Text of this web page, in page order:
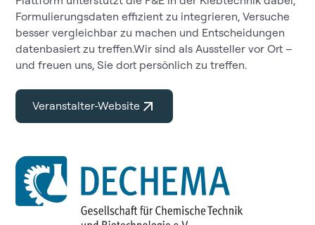
Formulierungsdaten effizient zu integrieren, Versuche
besser vergleichbar zu machen und Entscheidungen
datenbasiert zu treffen.Wir sind als Aussteller vor Ort –
und freuen uns, Sie dort persönlich zu treffen.
Veranstalter-Website